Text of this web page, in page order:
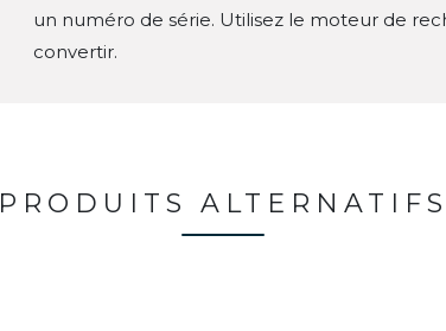
un numéro de série. Utilisez le moteur de
convertir.
PRODUITS ALTERNATIFS